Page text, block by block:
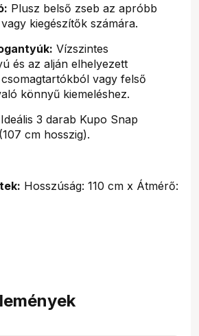
Plusz belső zseb az apróbb
kiegészítők számára.
Vízszintes
és az alján elhelyezett
vagy felső
könnyű kiemeléshez.
Ideális 3 darab Kupo Snap
cm hosszig).
Hosszúság: 110 cm x Átmérő: